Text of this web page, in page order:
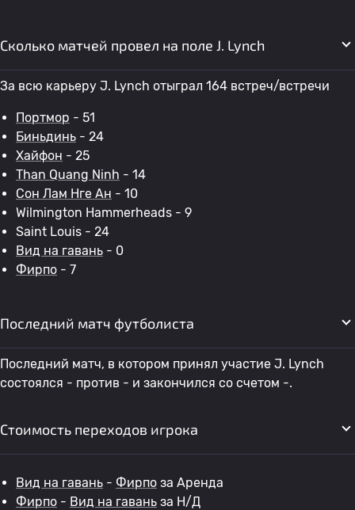
Сколько матчей провел на поле J. Lynch
За всю карьеру J. Lynch отыграл 164 встреч/встречи
Портмор - 51
Биньдинь - 24
Хайфон - 25
Than Quang Ninh - 14
Сон Лам Нге Ан - 10
Wilmington Hammerheads - 9
Saint Louis - 24
Вид на гавань - 0
Фирпо - 7
Последний матч футболиста
Последний матч, в котором принял участие J. Lynch
состоялся - против - и закончился со счетом -.
Стоимость переходов игрока
Вид на гавань - Фирпо за Аренда
Фирпо - Вид на гавань за Н/Д